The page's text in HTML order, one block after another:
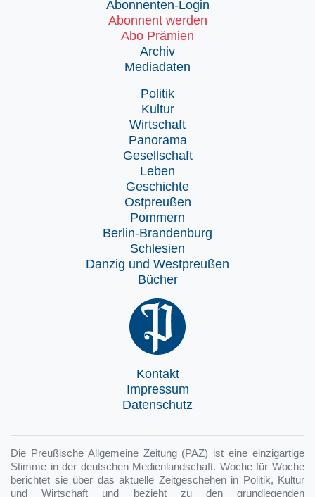
Abonnenten-Login
Abonnent werden
Abo Prämien
Archiv
Mediadaten
Politik
Kultur
Wirtschaft
Panorama
Gesellschaft
Leben
Geschichte
Ostpreußen
Pommern
Berlin-Brandenburg
Schlesien
Danzig und Westpreußen
Bücher
Kontakt
Impressum
Datenschutz
Die Preußische Allgemeine Zeitung (PAZ) ist eine einzigartige
Stimme in der deutschen Medienlandschaft. Woche für Woche
berichtet sie über das aktuelle Zeitgeschehen in Politik, Kultur
und Wirtschaft und bezieht zu den grundlegenden